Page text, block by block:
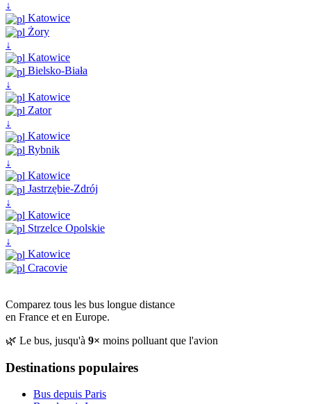
↓
Katowice
Żory
↓
Katowice
Bielsko-Biała
↓
Katowice
Zator
↓
Katowice
Rybnik
↓
Katowice
Jastrzębie-Zdrój
↓
Katowice
Strzelce Opolskie
↓
Katowice
Cracovie
Comparez tous les bus longue distance
en France et en Europe.
🌿 Le bus, jusqu'à 9× moins polluant que l'avion
Destinations populaires
Bus depuis Paris